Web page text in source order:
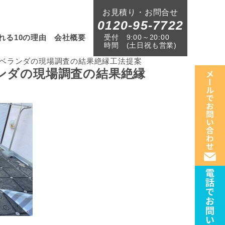
る10の理由 会社概要
お見積り・お問合せ
0120-95-7722
受付
時間
9:00～20:00
(土日祝も営業)
ンダの現場調査の結果絶縁工法提案
の現場調査の結果絶縁